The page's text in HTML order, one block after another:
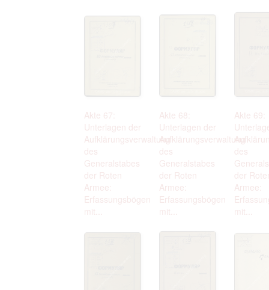
Akte 67:
Unterlagen der
Aufklärungsverwaltung
des
Generalstabes
der Roten
Armee:
Erfassungsbögen
mit...
Akte 68:
Unterlagen der
Aufklärungsverwaltung
des
Generalstabes
der Roten
Armee:
Erfassungsbögen
mit...
Akte 69:
des
der
Armee:
mit...